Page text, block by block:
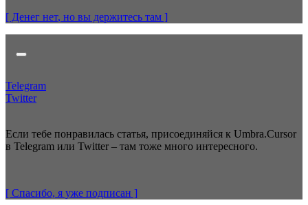
[ Денег нет, но вы держитесь там ]
Telegram
Twitter
Если тебе понравилась статья, присоединяйся к Umbra.Cursor
в Telegram или Twitter – там тоже много интересного.
[ Спасибо, я уже подписан ]